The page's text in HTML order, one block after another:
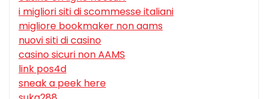
i migliori siti di scommesse italiani
migliore bookmaker non aams
nuovi siti di casino
casino sicuri non AAMS
link pos4d
sneak a peek here